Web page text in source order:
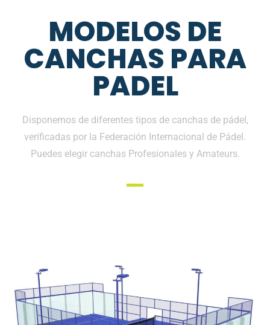
MODELOS DE
CANCHAS PARA
PADEL
Disponemos de diferentes tipos de canchas de pádel,
verificadas por la Federación Internacional de Pádel.
Puedes elegir canchas Profesionales y Amateurs.